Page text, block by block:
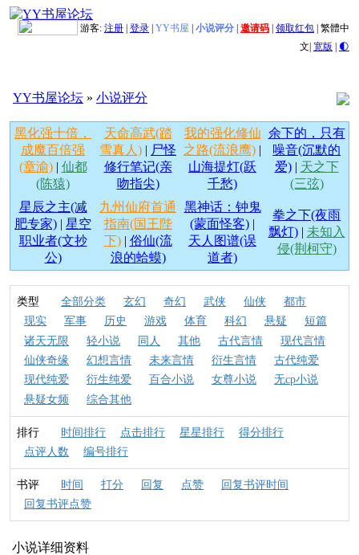
游客: 注册 登录 YY书屋 小说评分 邀请码 领取红包 繁體中
文| 宽版 | 🌓
YY书屋论坛 » 小说评分
黑化强十倍，
成魔百倍强
(章渝)| 仙都
(陈猿)
天命高武(踏
雪真人) | 尸怪
修行笔记(亲
吻指尖)
我的强化修仙
之路(流浪鹰) |
山海提灯(跃
千愁)
余下的，只有
噪音(沉默的
爱)| 天之下
(三弦)
星辰之主(减
肥专家) | 星空
职业者(文抄
公)
九州仙府首通
指南(国王陛
下)| 俗仙(流
浪的蛤蟆)
黑神话：钟鬼
(蒙面怪客) |
天人图谱(误
道者)
拳之下(夜雨
飘灯)| 未知入
侵(荆柯守)
类型 全部分类 玄幻 奇幻 武侠 仙侠
都市
现实
军事 历史 游戏 体育 科幻 悬疑
短篇
诸天无限
轻小说 同人 其他 古代言情
现代言情
仙侠奇缘
幻想言情 未来言情 衍生言情
古代纯爱
现代纯爱
衍生纯爱 百合小说 女尊小说
无cp小说
悬疑女频
综合其他
排行 时间排行 点击排行 星星排行
得分排行
点评人数
编号排行
书评 时间 打分 回复 点赞
回复书评时间
回复书评点赞
小说详细资料